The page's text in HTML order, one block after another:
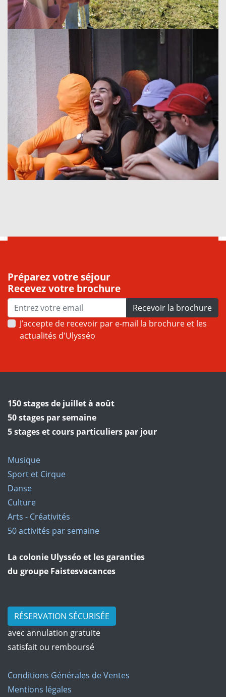
Préparez votre séjour
Recevez votre brochure
Recevoir la brochure
J’accepte de recevoir par e-mail la brochure et les
actualités d'Ulysséo
150 stages de juillet à août
50 stages par semaine
5 stages et cours particuliers par jour
Musique
Sport et Cirque
Danse
Culture
Arts - Créativités
50 activités par semaine
La colonie Ulysséo et les garanties
du groupe Faistesvacances
RÉSERVATION SÉCURISÉE
avec annulation gratuite
satisfait ou remboursé
Conditions Générales de Ventes
Mentions légales